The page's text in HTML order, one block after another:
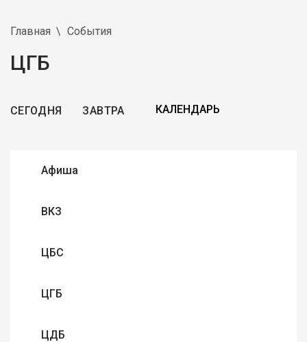
Главная События
ЦГБ
СЕГОДНЯ ЗАВТРА
Афиша
ВКЗ
ЦБС
ЦГБ
ЦДБ